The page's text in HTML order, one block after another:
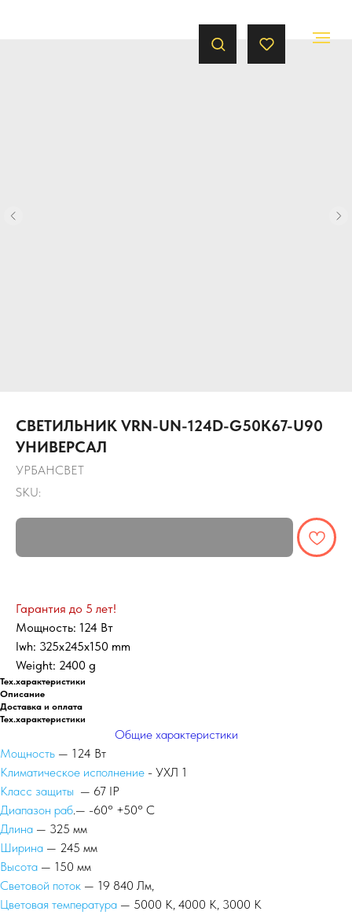
СВЕТИЛЬНИК VRN-UN-124D-G50K67-U90
УНИВЕРСАЛ
УРБАНСВЕТ
SKU:
Гарантия до 5 лет!
Мощность: 124 Вт
lwh: 325x245x150 mm
Weight: 2400 g
Тех.характеристики
Описание
Доставка и оплата
Тех.характеристики
Общие характеристики
Мощность — 124 Вт
Климатическое исполнение - УХЛ 1
Класс защиты — 67 IP
Диапазон раб.— -60° +50° С
Длина — 325 мм
Ширина — 245 мм
Высота — 150 мм
Световой поток — 19 840 Лм,
Цветовая температура — 5000 К, 4000 К, 3000 К